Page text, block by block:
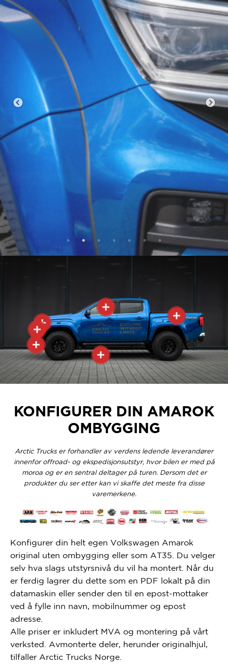
KONFIGURER DIN AMAROK
OMBYGGING
Arctic Trucks er forhandler av verdens ledende leverandører
innenfor offroad- og ekspedisjonsutstyr, hvor bilen er med på
moroa og er en sentral deltager på turen. Dersom det er
produkter du ser etter kan vi skaffe det meste fra disse
varemerkene.
Konfigurer din helt egen Volkswagen Amarok
original uten ombygging eller som AT35. Du velger
selv hva slags utstyrsnivå du vil ha montert. Når du
er ferdig lagrer du dette som en PDF lokalt på din
datamaskin eller sender den til en epost-mottaker
ved å fylle inn navn, mobilnummer og epost
adresse.
Alle priser er inkludert MVA og montering på vårt
verksted. Avmonterte deler, herunder originalhjul,
tilfaller Arctic Trucks Norge.